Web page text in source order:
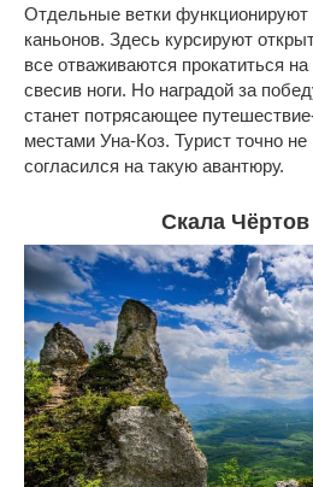
Отдельные ветки функционируют
каньонов. Здесь курсируют
все отваживаются прокатиться
свесив ноги. Но наградой за
станет потрясающее
местами Уна-Коз. Турист точно не
согласился на такую авантюру.
Скала